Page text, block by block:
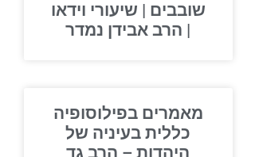
שובבים | שיעורי וידאו
| הרב אבידן נמדר
מאמרים בפילוסופיה
כללית בעיניה של
היהדות – הרב גד